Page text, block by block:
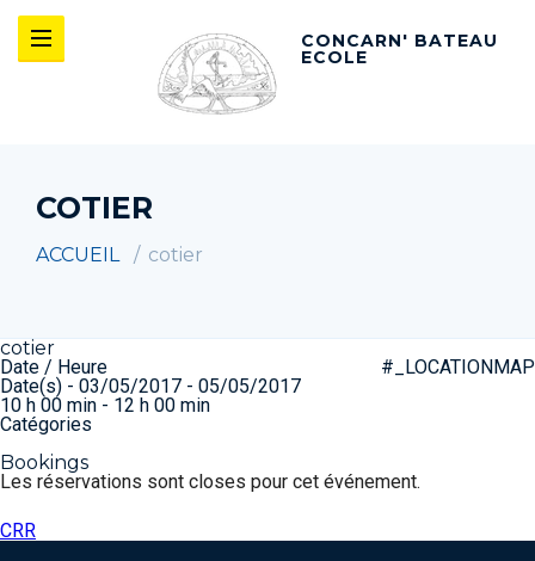
CONCARN' BATEAU
ECOLE
COTIER
ACCUEIL cotier
cotier
#_LOCATIONMAP
Date / Heure
Date(s) - 03/05/2017 - 05/05/2017
10 h 00 min - 12 h 00 min
Catégories
Bookings
Les réservations sont closes pour cet événement.
Navigation
de
CRR